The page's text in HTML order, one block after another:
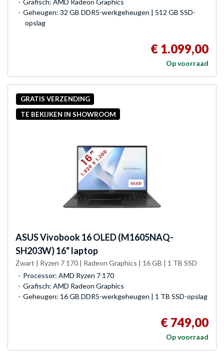
Geheugen: 32 GB DDR5-werkgeheugen | 512 GB SSD-
opslag
€ 1.099,00
Op voorraad
GRATIS VERZENDING
TE BEKIJKEN IN SHOWROOM
ASUSVivobook 16 OLED (M1605NAQ-
SH203W) 16" laptop
Zwart | Ryzen 7 170 | Radeon Graphics | 16 GB | 1 TB SSD
Processor: AMD Ryzen 7 170
Grafisch: AMD Radeon Graphics
Geheugen: 16 GB DDR5-werkgeheugen | 1 TB SSD-opslag
€ 749,00
Op voorraad